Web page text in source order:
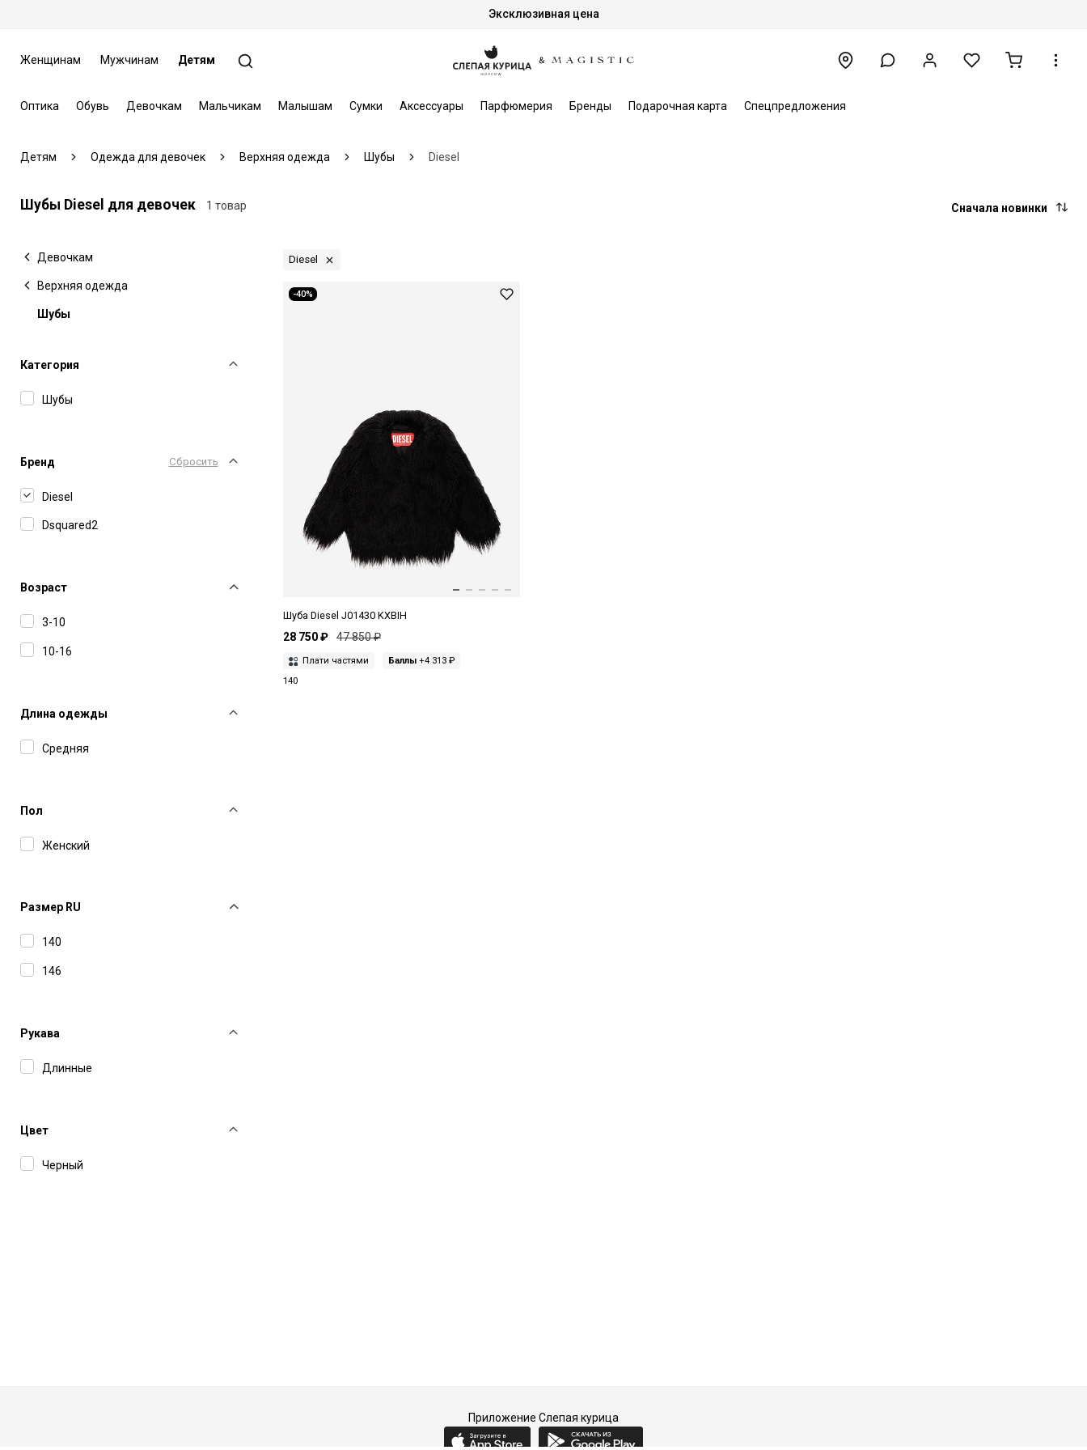
Эксклюзивная цена
Женщинам Мужчинам Детям
Оптика Обувь Девочкам Мальчикам Малышам Сумки Аксессуары Парфюмерия Бренды Подарочная карта Спецпредложения
Детям Одежда для девочек Верхняя одежда Шубы Diesel
Шубы Diesel для девочек 1 товар Сначала новинки
Девочкам
Верхняя одежда
Шубы
Категория
Шубы
Бренд Сбросить
Diesel
Dsquared2
Возраст
3-10
10-16
Длина одежды
Средняя
Пол
Женский
Размер RU
140
146
Рукава
Длинные
Цвет
Черный
Diesel
-40%
Шуба Diesel J01430 KXBIH
28 750 ₽ 47 850 ₽
Плати частями Баллы +4 313 ₽
140
Приложение Слепая курица